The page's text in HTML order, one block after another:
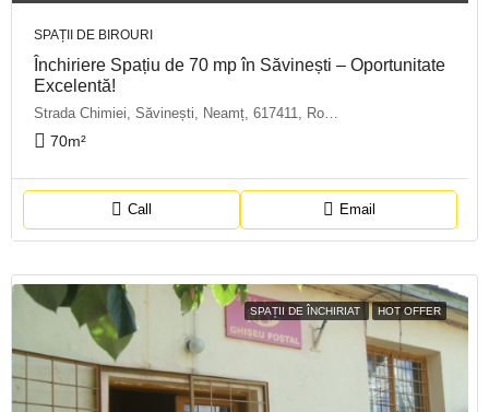
SPAȚII DE BIROURI
Închiriere Spațiu de 70 mp în Săvinești – Oportunitate
Excelentă!
70m²
Call Email
SPAȚII DE ÎNCHIRIAT HOT OFFER